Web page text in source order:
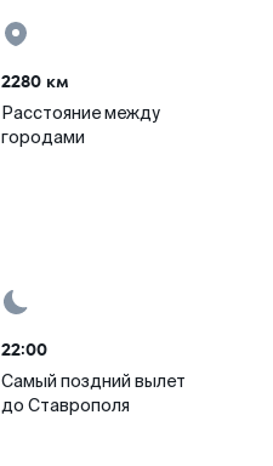
2280 км
Расстояние между
городами
22:00
Самый поздний вылет
до Ставрополя